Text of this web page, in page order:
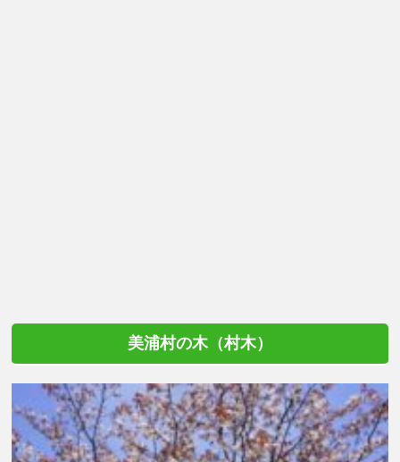
美浦村の木（村木）